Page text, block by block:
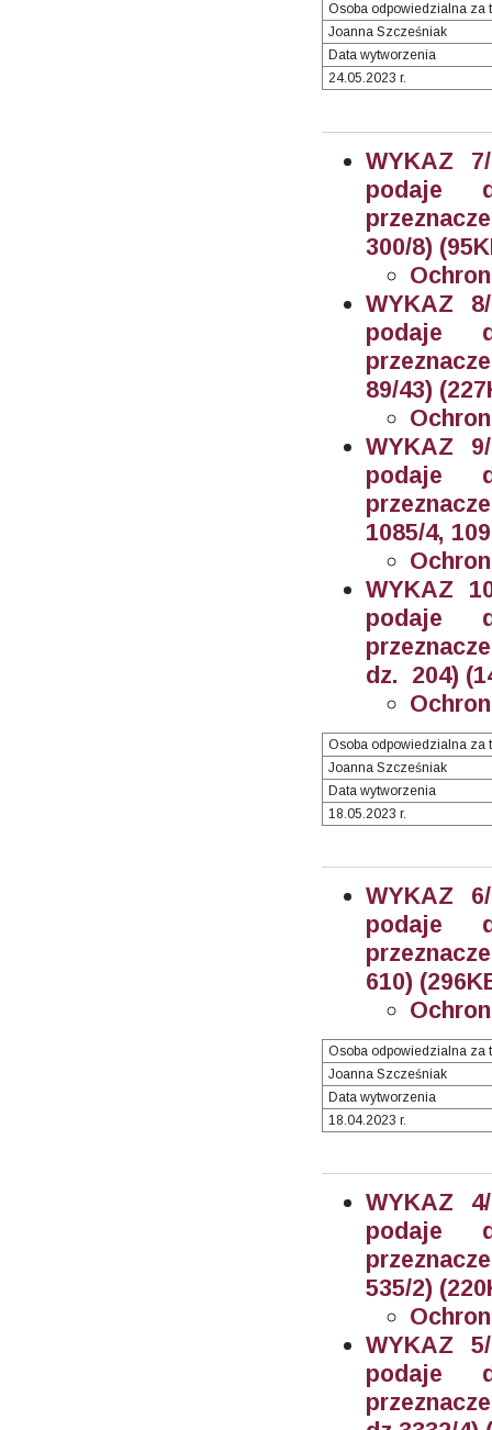
Osoba odpowiedzialna za
Joanna Szcześniak
Data wytworzenia
24.05.2023 r.
WYKAZ
podaje
300/8)
WYKAZ
podaje
89/43)
WYKAZ
podaje
1085/4,
WYKAZ
podaje
dz. 204)
Osoba odpowiedzialna za
Joanna Szcześniak
Data wytworzenia
18.05.2023 r.
WYKAZ
podaje
610)
Osoba odpowiedzialna za
Joanna Szcześniak
Data wytworzenia
18.04.2023 r.
WYKAZ
podaje
535/2)
WYKAZ
podaje